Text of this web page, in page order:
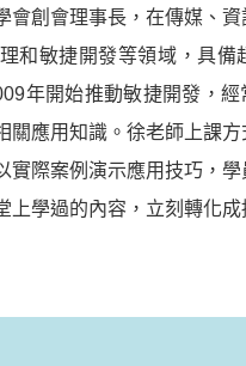
會創會理事長，在傳媒、資
和敏捷開發等領域，具備
年開始推動敏捷開發，經
關應用知識。徐老師上課
實際案例演示應用技巧，
上學過的內容，立刻轉化成